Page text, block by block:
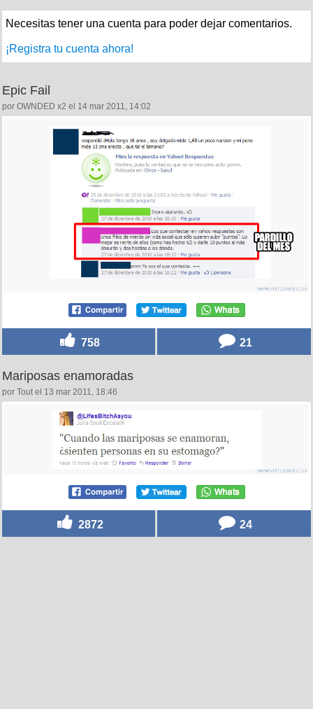
Necesitas tener una cuenta para poder dejar comentarios.
¡Registra tu cuenta ahora!
Epic Fail
por OWNDED x2 el 14 mar 2011, 14:02
758 21
Mariposas enamoradas
por Tout el 13 mar 2011, 18:46
2872 24